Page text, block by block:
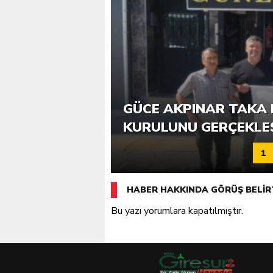
6. GÜCE TEKKEKÖY
KATILIMLA
GÜCE AKPINAR TAKA
KURULUNU
1
HABER HAKKINDA GÖRÜŞ
Bu yazı yorumlara kapatılmıştır.